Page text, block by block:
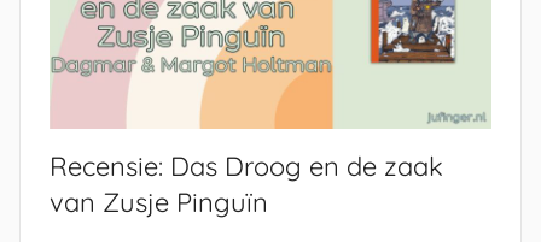
Recensie: Das Droog en de zaak
van Zusje Pinguïn